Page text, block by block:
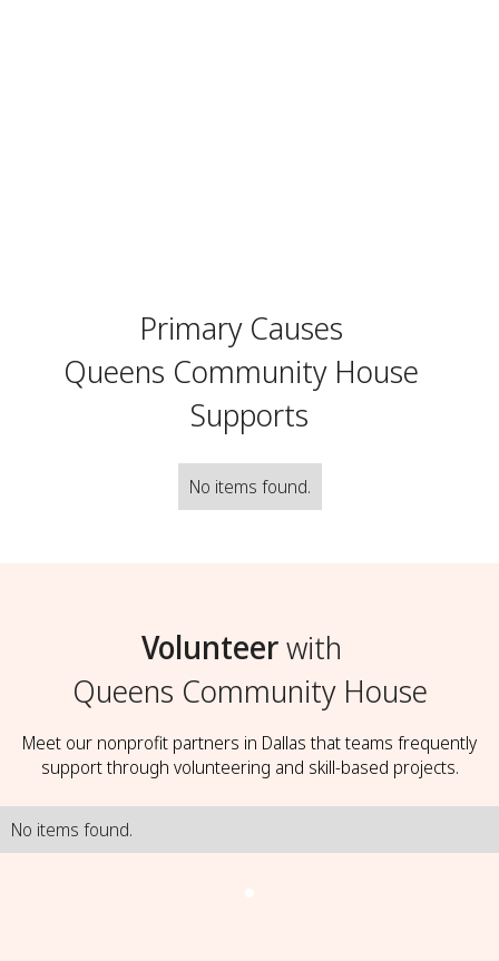
Primary Causes
Queens Community House
Supports
No items found.
Volunteerwith
Queens Community House
Meet our nonprofit partners in Dallas that teams frequently
support through volunteering and skill-based projects.
No items found.